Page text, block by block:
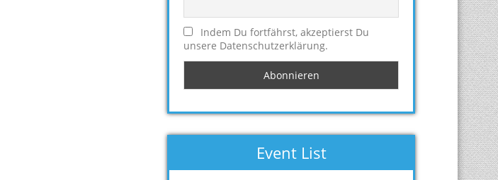
Indem Du fortfährst, akzeptierst Du
unsere Datenschutzerklärung.
Event List